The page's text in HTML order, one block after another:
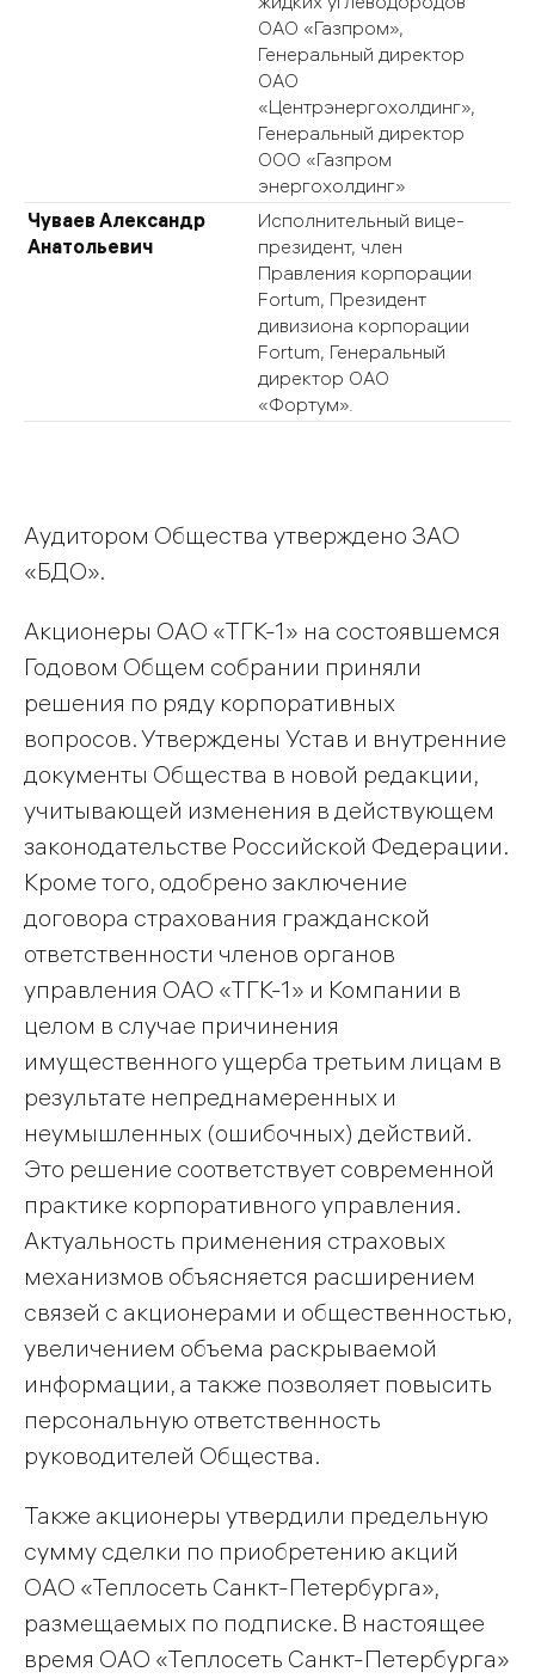
ОАО «Газпром»,
Генеральный директор
ОАО
«Центрэнергохолдинг»,
Генеральный директор
ООО «Газпром
энергохолдинг»
Чуваев Александр
Анатольевич
Исполнительный вице-
президент, член
Правления корпорации
Fortum, Президент
дивизиона корпорации
Fortum, Генеральный
директор ОАО
«Фортум».
Аудитором Общества утверждено ЗАО
«БДО».
Акционеры ОАО «ТГК-1» на состоявшемся
Годовом Общем собрании приняли
решения по ряду корпоративных
вопросов. Утверждены Устав и внутренние
документы Общества в новой редакции,
учитывающей изменения в действующем
законодательстве Российской Федерации.
Кроме того, одобрено заключение
договора страхования гражданской
ответственности членов органов
управления ОАО «ТГК-1» и Компании в
целом в случае причинения
имущественного ущерба третьим лицам в
результате непреднамеренных и
неумышленных (ошибочных) действий.
Это решение соответствует современной
практике корпоративного управления.
Актуальность применения страховых
механизмов объясняется расширением
связей с акционерами и общественностью,
увеличением объема раскрываемой
информации, а также позволяет повысить
персональную ответственность
руководителей Общества.
Также акционеры утвердили предельную
сумму сделки по приобретению акций
ОАО «Теплосеть Санкт-Петербурга»,
размещаемых по подписке. В настоящее
время ОАО «Теплосеть Санкт-Петербурга»